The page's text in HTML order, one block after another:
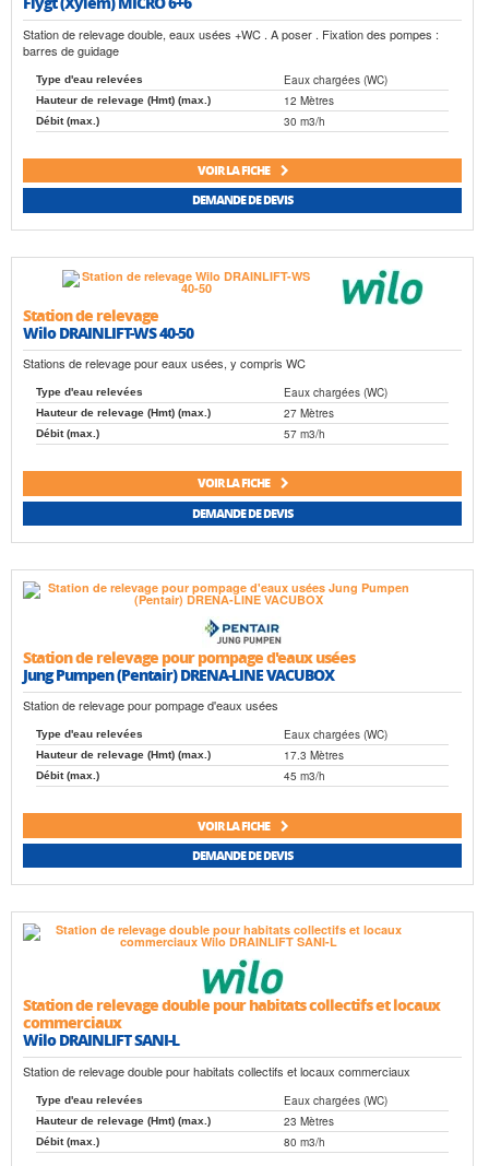
Station de relevage double, eaux usées +WC . A poser . Fixation des pompes :
barres de guidage
Type d'eau relevées Eaux chargées (WC)
Hauteur de relevage (Hmt) (max.) 12 Mètres
Débit (max.) 30 m3/h
VOIR LA FICHE
DEMANDE DE DEVIS
Station de relevage
Wilo DRAINLIFT-WS 40-50
Stations de relevage pour eaux usées, y compris WC
Type d'eau relevées Eaux chargées (WC)
Hauteur de relevage (Hmt) (max.) 27 Mètres
Débit (max.) 57 m3/h
VOIR LA FICHE
DEMANDE DE DEVIS
Station de relevage pour pompage d'eaux usées
Jung Pumpen (Pentair) DRENA-LINE VACUBOX
Station de relevage pour pompage d'eaux usées
Type d'eau relevées Eaux chargées (WC)
Hauteur de relevage (Hmt) (max.) 17.3 Mètres
Débit (max.) 45 m3/h
VOIR LA FICHE
DEMANDE DE DEVIS
Station de relevage double pour habitats collectifs et locaux
commerciaux
Wilo DRAINLIFT SANI-L
Station de relevage double pour habitats collectifs et locaux commerciaux
Type d'eau relevées Eaux chargées (WC)
Hauteur de relevage (Hmt) (max.) 23 Mètres
Débit (max.) 80 m3/h